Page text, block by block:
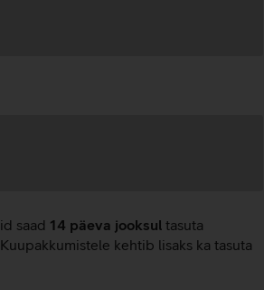
saad 14 päeva jooksul tasuta
kehtib lisaks ka tasuta